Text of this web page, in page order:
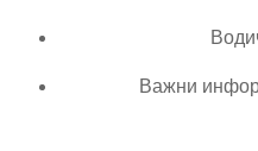
Важни